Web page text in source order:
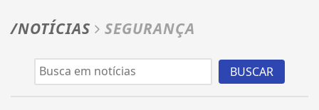
/NOTÍCIAS SEGURANÇA
BUSCAR